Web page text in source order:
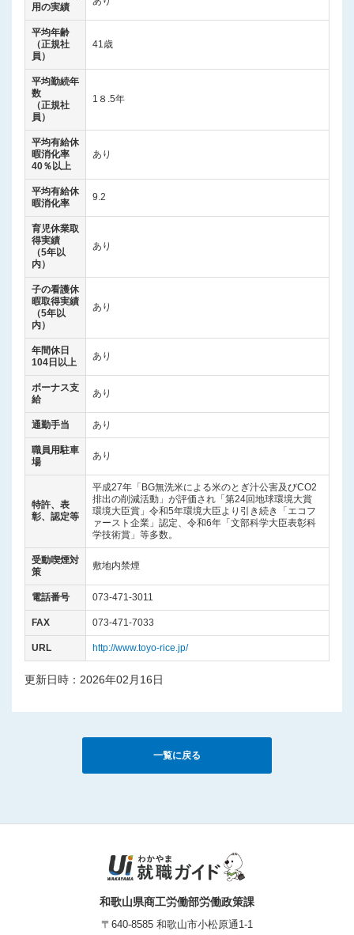
用の実績
平均年齢
（正規社
員）
41歳
平均勤続年
数
（正規社
員）
1８.5年
平均有給休
暇消化率
40％以上
あり
平均有給休
暇消化率
9.2
育児休業取
得実績
（5年以
内）
あり
子の看護休
暇取得実績
（5年以
内）
あり
年間休日
104日以上
あり
ボーナス支
給
あり
通勤手当 あり
職員用駐車
場
あり
特許、表
彰、認定等
平成27年「BG無洗米による米のとぎ汁公害及びCO2
排出の削減活動」が評価され「第24回地球環境大賞
環境大臣賞」令和5年環境大臣より引き続き「エコフ
ァースト企業」認定、令和6年「文部科学大臣表彰科
学技術賞」等多数。
受動喫煙対
策
敷地内禁煙
電話番号 073-471-3011
FAX 073-471-7033
URL http://www.toyo-rice.jp/
更新日時：2026年02月16日
一覧に戻る
和歌山県商工労働部労働政策課
〒640-8585 和歌山市小松原通1-1